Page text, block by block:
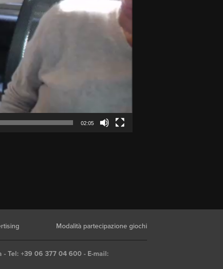
02:05
Modalità partecipazione giochi
- Tel: +39 06 377 04 600 - E-mail: